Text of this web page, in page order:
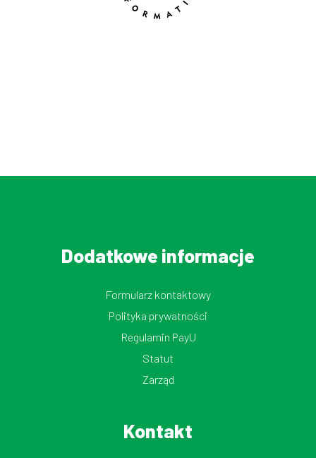
Dodatkowe informacje
Formularz kontaktowy
Polityka prywatności
Regulamin PayU
Statut
Zarząd
Kontakt